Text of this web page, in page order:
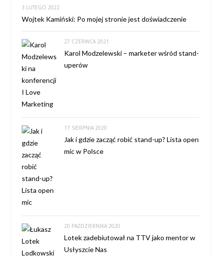
3 LUTEGO 2022
Wojtek Kamiński: Po mojej stronie jest doświadczenie
27 CZERWCA 2021
Karol Modzelewski – marketer wśród stand-
uperów
17 SIERPNIA 2020
Jak i gdzie zacząć robić stand-up? Lista open
mic w Polsce
20 PAŹDZIERNIKA 2020
Lotek zadebiutował na TTV jako mentor w
Usłyszcie Nas